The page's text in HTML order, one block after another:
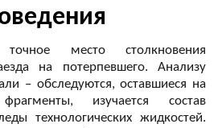
место столкновения
на потерпевшего. Анализу
– обследуются, оставшиеся на
изучается состав
технологических жидкостей.